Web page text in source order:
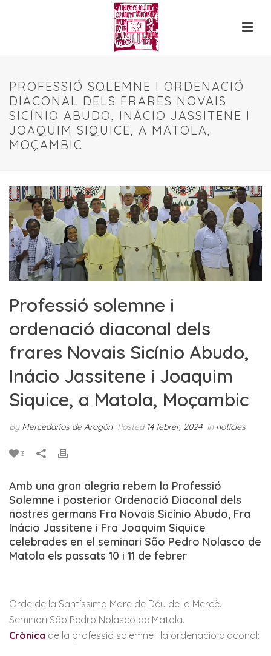
PROFESSIÓ SOLEMNE I ORDENACIÓ
DIACONAL DELS FRARES NOVAIS
SICÍNIO ABUDO, INÁCIO JASSITENE I
JOAQUIM SIQUICE, A MATOLA,
MOÇAMBIC
Professió solemne i
ordenació diaconal dels
frares Novais Sicínio Abudo,
Inácio Jassitene i Joaquim
Siquice, a Matola, Moçambic
By Mercedarios de Aragón Posted 14 febrer, 2024 In notícies
3
Amb una gran alegria rebem la Professió
Solemne i posterior Ordenació Diaconal dels
nostres germans Fra Novais Sicínio Abudo, Fra
Inácio Jassitene i Fra Joaquim Siquice
celebrades en el seminari São Pedro Nolasco de
Matola els passats 10 i 11 de febrer
Orde de la Santíssima Mare de Déu de la Mercè.
Seminari São Pedro Nolasco de Matola.
Crònica de la professió solemne i la ordenació diaconal: